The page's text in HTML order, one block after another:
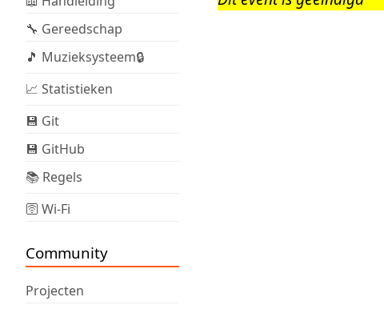
🔧 Gereedschap
🎵 Muzieksysteem🔒
📈 Statistieken
💾 Git
💾 GitHub
📚 Regels
🛜 Wi-Fi
Community
Projecten